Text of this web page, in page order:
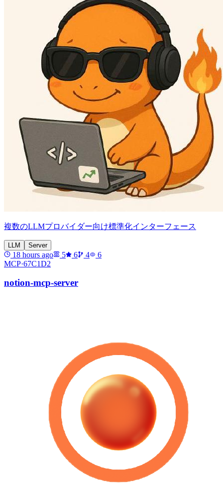
複数のLLMプロバイダー向け標準化インターフェース
LLM Server
18 hours ago 5 6 4
6
MCP·67C1D2
notion-mcp-server